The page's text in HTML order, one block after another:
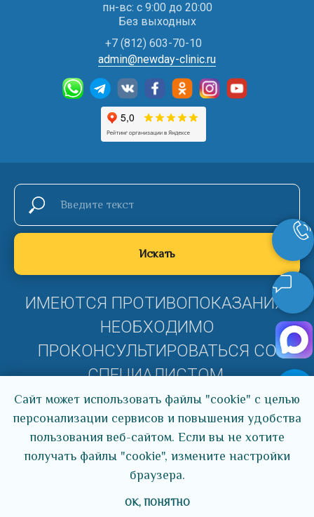
+7 (812) 603-70-10
пн-вс: с 9:00 до 20:00
Без выходных
admin@newday-clinic.ru
Искать
ИМЕЮТСЯ ПРОТИВОПОКАЗАНИЯ,
НЕОБХОДИМО
ПРОКОНСУЛЬТИРОВАТЬСЯ СО
СПЕЦИАЛИСТОМ.
© ООО Клиника реабилитации "В НОВЫЙ ДЕНЬ".
Все права защищены
персональных данных Карта сайта
информационный характер и не являются публичной офертой
Сайт может использовать файлы "cookie" с целью
персонализации сервисов и повышения удобства
пользования веб-сайтом. Если вы не хотите
получать файлы "cookie", измените настройки
браузера.
OK, ПОНЯТНО